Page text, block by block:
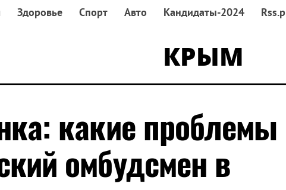
Здоровье Спорт Авто Кандидаты-2024
КРЫМ
какие проблемы
омбудсмен в